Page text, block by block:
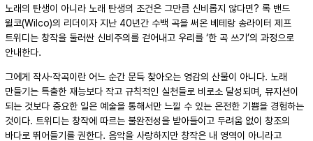
노래의 탄생이 아니라 노래 탄생의 조건은 그만큼 신비롭지 않다면? 록 밴드
윌코(Wilco)의 리더이자 지난 40년간 수백 곡을 써온 베테랑 송라이터 제프
트위디는 창작을 둘러싼 신비주의를 걷어내고 우리를 ‘한 곡 쓰기’의 과정으로
안내한다.
그에게 작사·작곡이란 어느 순간 문득 찾아오는 영감의 산물이 아니다. 노래
만들기는 특출한 재능보다 작고 규칙적인 실천들로 비로소 달성되며, 뮤지션이
되는 것보다 중요한 일은 예술을 통해서만 느낄 수 있는 온전한 기쁨을 경험하는
것이다. 트위디는 창작에 따르는 불완전성을 받아들이고 두려움 없이 창조의
바다로 뛰어들기를 권한다. 음악을 사랑하지만 창작은 내 영역이 아니라고